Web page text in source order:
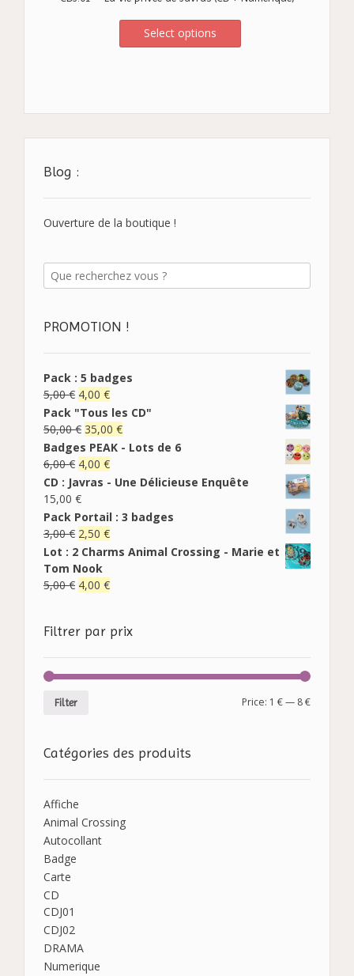
Select options
Blog :
Ouverture de la boutique !
PROMOTION !
Pack : 5 badges
5,00€ 4,00 €
Pack "Tous les CD"
50,00€ 35,00 €
Badges PEAK - Lots de 6
6,00€ 4,00 €
CD : Javras - Une Délicieuse Enquête
15,00 €
Pack Portail : 3 badges
3,00€ 2,50 €
Lot : 2 Charms Animal Crossing - Marie et
Tom Nook
5,00€ 4,00 €
Filtrer par prix
Filter Price: 1 €— 8 €
Catégories des produits
Affiche
Animal Crossing
Autocollant
Badge
Carte
CD
CDJ01
CDJ02
DRAMA
Numerique